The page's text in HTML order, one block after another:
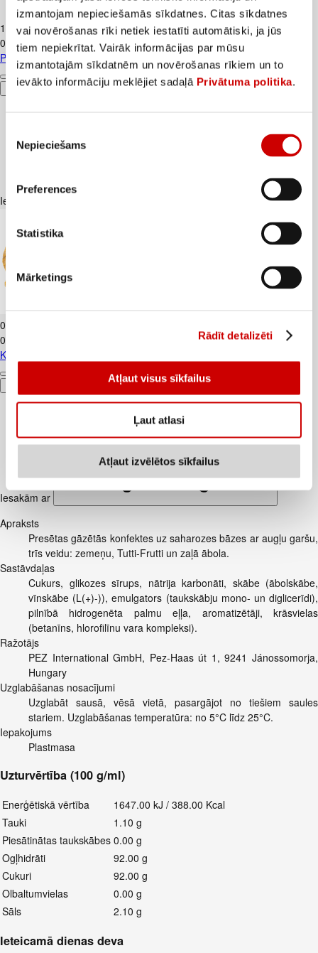
izmantojam nepieciešamās sīkdatnes. Citas sīkdatnes
vai novērošanas rīki netiek iestatīti automātiski, ja jūs
tiem nepiekrītat. Vairāk informācijas par mūsu
izmantotajām sīkdatnēm un novērošanas rīkiem un to
ievākto informāciju meklējiet sadaļā Privātuma politika.
izvēle
Nepieciešams
Preferences
Statistika
Mārketings
Rādīt detalizēti
Atļaut visus sīkfailus
Ļaut atlasi
Atļaut izvēlētos sīkfailus
Piens TERE 2,5% 1,5L
1
37€
0,91€/l
Piens TERE 2,5% 1,5L
Pievienot
Iesakām ar
0
0,69€/kg
Kartupeļi JAUNIE dzeltenie fas. kg
Iesakām ar
Apraksts
Presētas gāzētās konfektes uz saharozes bāzes ar augļu garšu,
trīs veidu: zemeņu, Tutti-Frutti un zaļā ābola.
Sastāvdaļas
Cukurs, glikozes sīrups, nātrija karbonāti, skābe (ābolskābe,
vīnskābe (L(+)-)), emulgators (taukskābju mono- un diglicerīdi),
pilnībā hidrogenēta palmu eļļa, aromatizētāji, krāsvielas
(betanīns, hlorofilīnu vara kompleksi).
Ražotājs
PEZ International GmbH, Pez-Haas út 1, 9241 Jánossomorja,
Hungary
Uzglabāšanas nosacījumi
Uzglabāt sausā, vēsā vietā, pasargājot no tiešiem saules
stariem. Uzglabāšanas temperatūra: no 5°C līdz 25°C.
Iepakojums
Plastmasa
Uzturvērtība (100 g/ml)
Enerģētiskā vērtība
1647.00 kJ / 388.00 Kcal
Tauki
1.10 g
Piesātinātas taukskābes 0.00 g
Ogļhidrāti
92.00 g
Cukuri
92.00 g
Olbaltumvielas
0.00 g
Sāls
2.10 g
Ieteicamā dienas deva